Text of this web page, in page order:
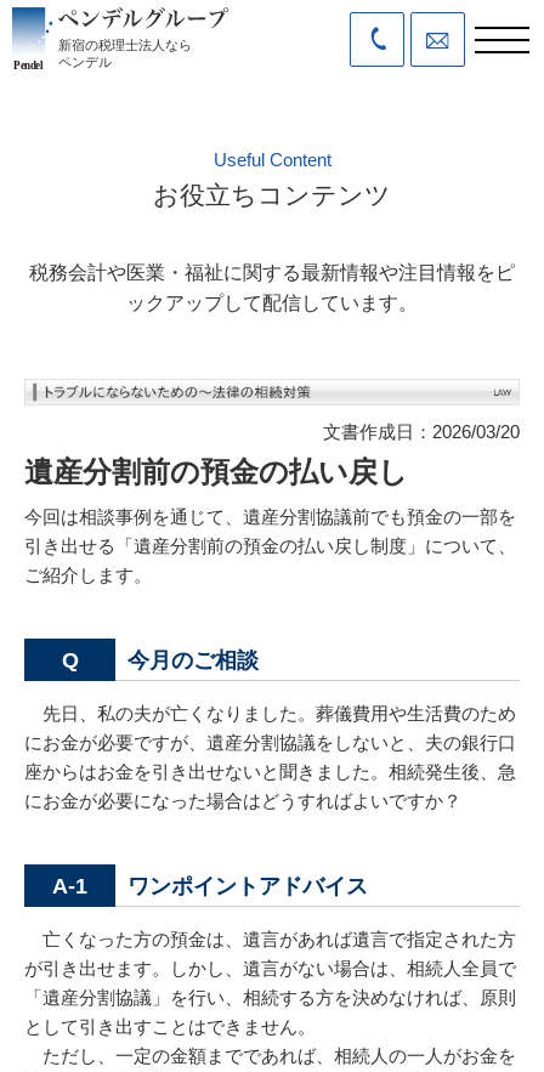
新宿の税理士法人なら
ペンデル
Useful Content
お役立ちコンテンツ
税務会計や医業・福祉に関する最新情報や注目情報をピ
ックアップして配信しています。
文書作成日：2026/03/20
遺産分割前の預金の払い戻し
今回は相談事例を通じて、遺産分割協議前でも預金の一部を
引き出せる「遺産分割前の預金の払い戻し制度」について、
ご紹介します。
Q 今月のご相談
先日、私の夫が亡くなりました。葬儀費用や生活費のため
にお金が必要ですが、遺産分割協議をしないと、夫の銀行口
座からはお金を引き出せないと聞きました。相続発生後、急
にお金が必要になった場合はどうすればよいですか？
A-1 ワンポイントアドバイス
亡くなった方の預金は、遺言があれば遺言で指定された方
が引き出せます。しかし、遺言がない場合は、相続人全員で
「遺産分割協議」を行い、相続する方を決めなければ、原則
として引き出すことはできません。
ただし、一定の金額までであれば、相続人の一人がお金を